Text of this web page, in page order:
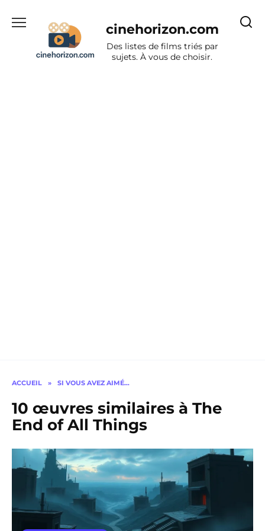
cinehorizon.com
Des listes de films triés par
sujets. À vous de choisir.
ACCUEIL » SI VOUS AVEZ AIMÉ…
10 œuvres similaires à The
End of All Things